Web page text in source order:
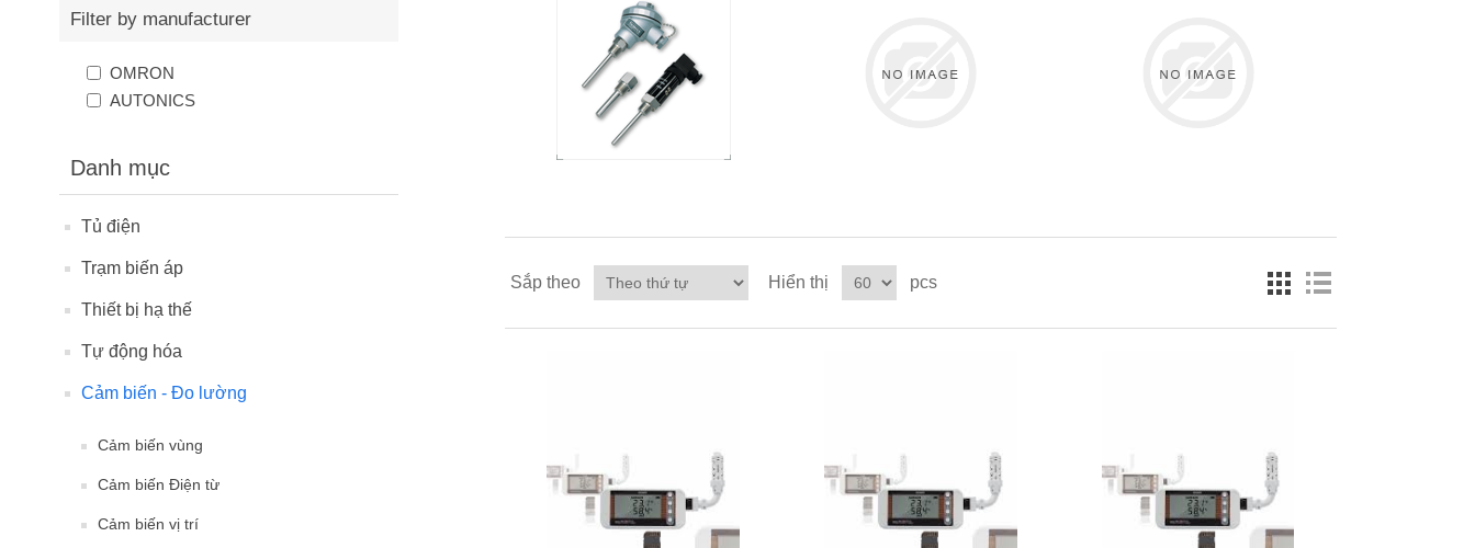
Filter by manufacturer
OMRON
AUTONICS
Danh mục
Tủ điện
Trạm biến áp
Thiết bị hạ thế
Tự động hóa
Cảm biến - Đo lường
Cảm biến vùng
Cảm biến Điện từ
Cảm biến vị trí
Sắp theo Hiển thị pcs